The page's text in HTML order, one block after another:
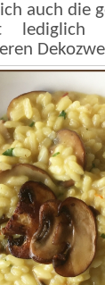
auch die
lediglich